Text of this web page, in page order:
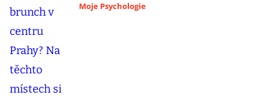
Moje Psychologie